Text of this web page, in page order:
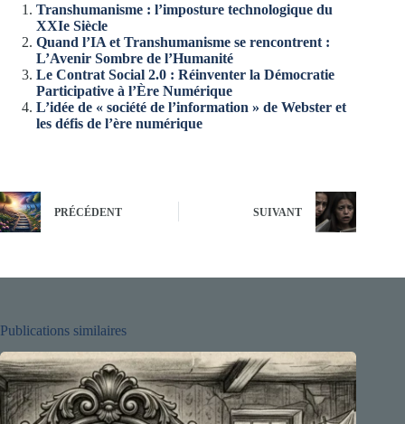
Transhumanisme : l’imposture technologique du
XXIe Siècle
Quand l’IA et Transhumanisme se rencontrent :
L’Avenir Sombre de l’Humanité
Le Contrat Social 2.0 : Réinventer la Démocratie
Participative à l’Ère Numérique
L’idée de « société de l’information » de Webster et
les défis de l’ère numérique
PRÉCÉDENT SUIVANT
Publications similaires